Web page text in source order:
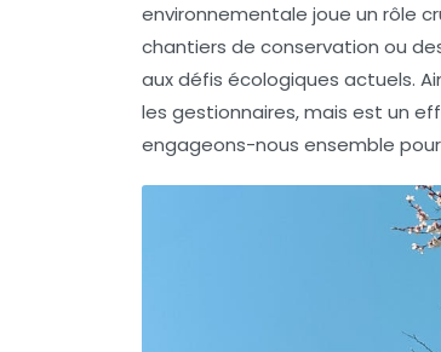
environnementale joue un rôle
chantiers de conservation ou
aux défis écologiques actuels.
les gestionnaires, mais est un
engageons-nous ensemble